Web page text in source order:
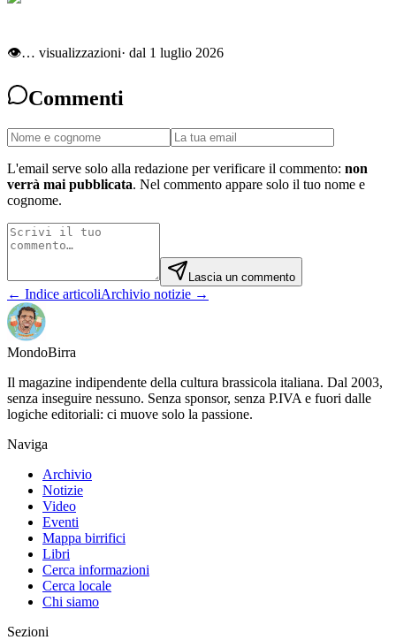
👁… visualizzazioni· dal 1 luglio 2026
Commenti
L'email serve solo alla redazione per verificare il commento: non
verrà mai pubblicata. Nel commento appare solo il tuo nome e
cognome.
Lascia un commento
← Indice articoliArchivio notizie →
MondoBirra
Il magazine indipendente della cultura brassicola italiana. Dal 2003,
senza inseguire nessuno. Senza sponsor, senza P.IVA e fuori dalle
logiche editoriali: ci muove solo la passione.
Naviga
Archivio
Notizie
Video
Eventi
Mappa birrifici
Libri
Cerca informazioni
Cerca locale
Chi siamo
Sezioni